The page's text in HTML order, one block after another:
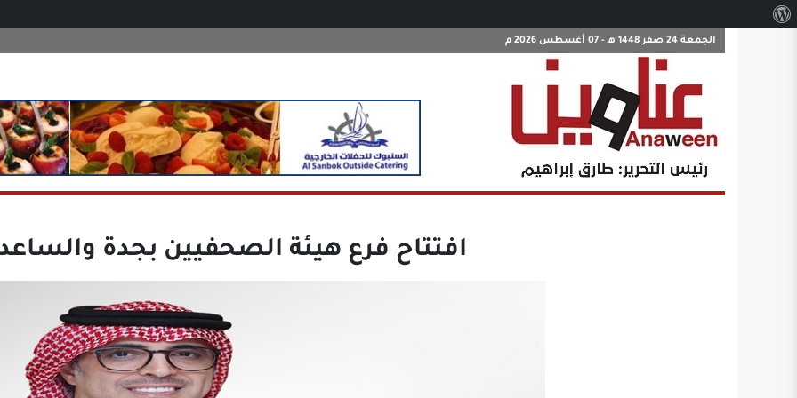
الجمعة 24 صفر 1448 هـ - 07 أغسطس 2026 م
افتتاح فرع هيئة الصحفيين بجدة والساعد